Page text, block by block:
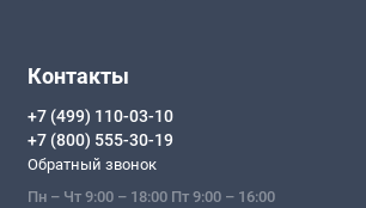
Контакты
+7 (499) 110-03-10
+7 (800) 555-30-19
Обратный звонок
Пн – Чт 9:00 – 18:00 Пт 9:00 – 16:00